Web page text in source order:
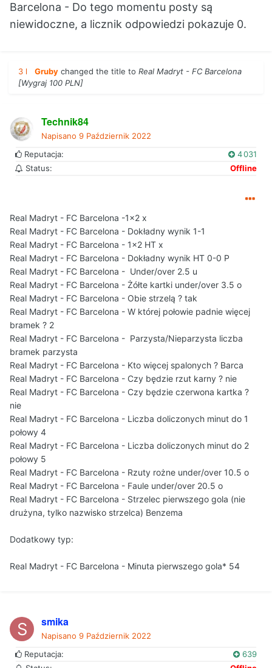
Barcelona - Do tego momentu posty są
niewidoczne, a licznik odpowiedzi pokazuje 0.
3 l Gruby changed the title to Real Madryt - FC Barcelona
[Wygraj 100 PLN]
Technik84
Napisano 9 Październik 2022
Reputacja:
4 031
Status:
Offline
Real Madryt - FC Barcelona -1x2 x
Real Madryt - FC Barcelona - Dokładny wynik 1-1
Real Madryt - FC Barcelona - 1x2 HT x
Real Madryt - FC Barcelona - Dokładny wynik HT 0-0 P
Real Madryt - FC Barcelona - Under/over 2.5 u
Real Madryt - FC Barcelona - Żółte kartki under/over 3.5 o
Real Madryt - FC Barcelona - Obie strzelą ? tak
Real Madryt - FC Barcelona - W której połowie padnie więcej
bramek ? 2
Real Madryt - FC Barcelona - Parzysta/Nieparzysta liczba
bramek parzysta
Real Madryt - FC Barcelona - Kto więcej spalonych ? Barca
Real Madryt - FC Barcelona - Czy będzie rzut karny ? nie
Real Madryt - FC Barcelona - Czy będzie czerwona kartka ?
nie
Real Madryt - FC Barcelona - Liczba doliczonych minut do 1
połowy 4
Real Madryt - FC Barcelona - Liczba doliczonych minut do 2
połowy 5
Real Madryt - FC Barcelona - Rzuty rożne under/over 10.5 o
Real Madryt - FC Barcelona - Faule under/over 20.5 o
Real Madryt - FC Barcelona - Strzelec pierwszego gola (nie
drużyna, tylko nazwisko strzelca) Benzema
Dodatkowy typ:
Real Madryt - FC Barcelona - Minuta pierwszego gola* 54
smika
Napisano 9 Październik 2022
Reputacja:
639